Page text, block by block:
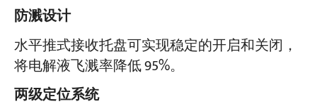
防溅设计
水平推式接收托盘可实现稳定的开启和关闭，
将电解液飞溅率降低 95%。
两级定位系统